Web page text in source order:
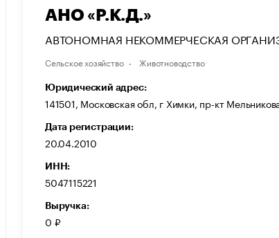
АНО «Р.К.Д.»
АВТОНОМНАЯ НЕКОММЕРЧЕСКАЯ
Сельское хозяйство Животноводство
Юридический адрес:
141501, Московская обл, г Химки, пр-кт
Дата регистрации:
20.04.2010
ИНН:
5047115221
Выручка:
0 ₽